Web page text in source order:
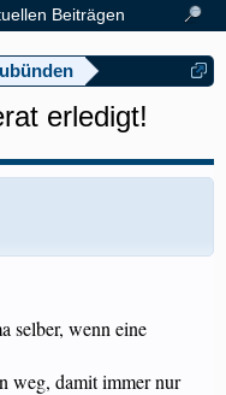
erledigt!
selber, wenn eine
weg, damit immer nur
Beiträgen